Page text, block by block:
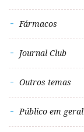
Fármacos
Journal Club
Outros temas
Público em geral